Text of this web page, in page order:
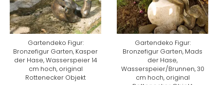
Gartendeko Figur:
Bronzefigur Garten, Kasper
der Hase, Wasserspeier 14
cm hoch, original
Rottenecker Objekt
Gartendeko Figur:
Bronzefigur Garten, Mads
der Hase,
Wasserspeier/Brunnen, 30
cm hoch, original